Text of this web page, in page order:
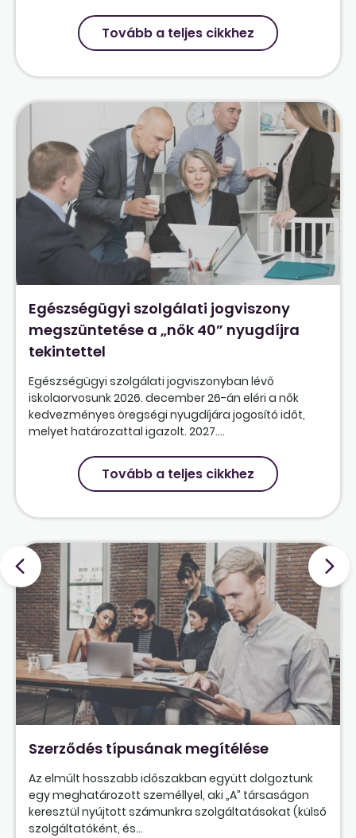
Tovább a teljes cikkhez
Egészségügyi szolgálati jogviszony
megszüntetése a „nők 40” nyugdíjra
tekintettel
Egészségügyi szolgálati jogviszonyban lévő
iskolaorvosunk 2026. december 26-án eléri a nők
kedvezményes öregségi nyugdíjára jogosító időt,
melyet határozattal igazolt. 2027....
Tovább a teljes cikkhez
Szerződés típusának megítélése
Az elmúlt hosszabb időszakban együtt dolgoztunk
egy meghatározott személlyel, aki „A” társaságon
keresztül nyújtott számunkra szolgáltatásokat (külső
szolgáltatóként, és...